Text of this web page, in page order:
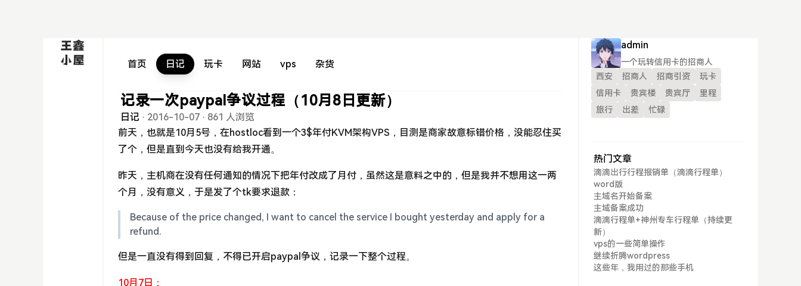
首页 日记 玩卡 网站 vps 杂货
记录一次paypal争议过程（10月8日更新）
日记 · 2016-10-07 · 861 人浏览
前天，也就是10月5号，在hostloc看到一个3$年付KVM架构VPS，目测是商家故意标错价格，没能忍住买
了个，但是直到今天也没有给我开通。
昨天，主机商在没有任何通知的情况下把年付改成了月付，虽然这是意料之中的，但是我并不想用这一两
个月，没有意义，于是发了个tk要求退款：
Because of the price changed, I want to cancel the service I bought yesterday and apply for a
refund.
但是一直没有得到回复，不得已开启paypal争议，记录一下整个过程。
10月7日：
admin
一个玩转信用卡的招商人
西安
招商人 招商引资
玩卡
信用卡
贵宾楼 贵宾厅
里程
旅行
出差 忙碌
热门文章
滴滴出行行程报销单（滴滴行程单）
word版
主域名开始备案
主域备案成功
滴滴行程单+神州专车行程单（持续更
新）
vps的一些简单操作
继续折腾wordpress
这些年，我用过的那些手机